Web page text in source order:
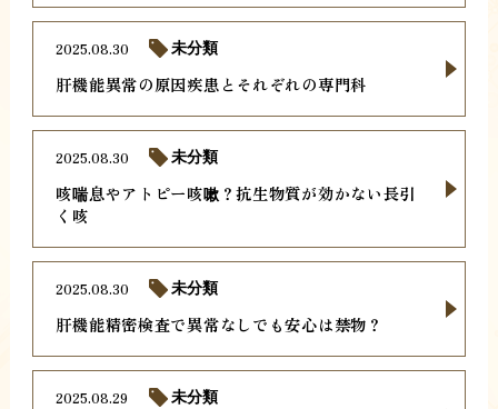
肝機能異常の原因疾患とそれぞれの専門科
2025.08.30 未分類
咳喘息やアトピー咳嗽？抗生物質が効かない長引
く咳
2025.08.30 未分類
肝機能精密検査で異常なしでも安心は禁物？
2025.08.30 未分類
2025.08.29 未分類